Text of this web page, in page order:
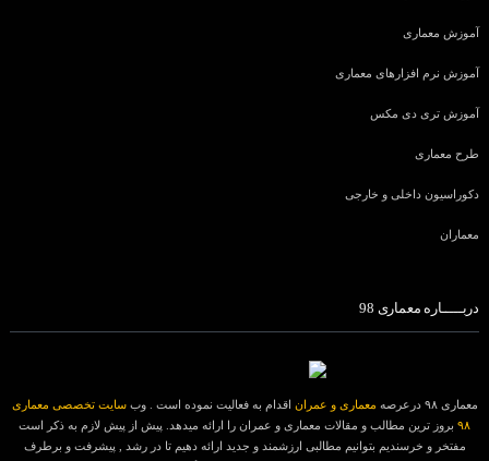
آموزش معماری
آموزش نرم افزارهای معماری
آموزش تری دی مکس
طرح معماری
دکوراسیون داخلی و خارجی
معماران
دربـــــاره معماری 98
معماری ۹۸ درعرصه معماری و عمران اقدام به فعالیت نموده است . وبسایت تخصصی معماری
۹۸ بروز ترین مطالب و مقالات معماری و عمران را ارائه میدهد. پیش از پیش لازم به ذکر است
مفتخر و خرسندیم بتوانیم مطالبی ارزشمند و جدید ارائه دهیم تا در رشد , پیشرفت و برطرف